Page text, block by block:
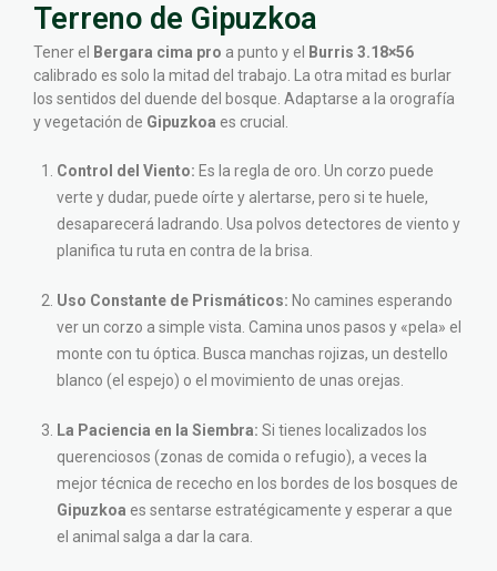
Terreno de Gipuzkoa
Tener el Bergara cima pro a punto y el
Burris 3.18×56
calibrado es solo la mitad del trabajo. La otra mitad es burlar
los sentidos del duende del bosque. Adaptarse a la orografía
y vegetación de Gipuzkoa es crucial.
Control del Viento: Es la regla de oro. Un corzo puede
verte y dudar, puede oírte y alertarse, pero si te huele,
desaparecerá ladrando. Usa polvos detectores de viento y
planifica tu ruta en contra de la brisa.
Uso Constante de Prismáticos: No camines esperando
ver un corzo a simple vista. Camina unos pasos y «pela» el
monte con tu óptica. Busca manchas rojizas, un destello
blanco (el espejo) o el movimiento de unas orejas.
La Paciencia en la Siembra: Si tienes localizados los
querenciosos (zonas de comida o refugio), a veces la
mejor técnica de rececho en los bordes de los bosques de
Gipuzkoa es sentarse estratégicamente y esperar a que
el animal salga a dar la cara.